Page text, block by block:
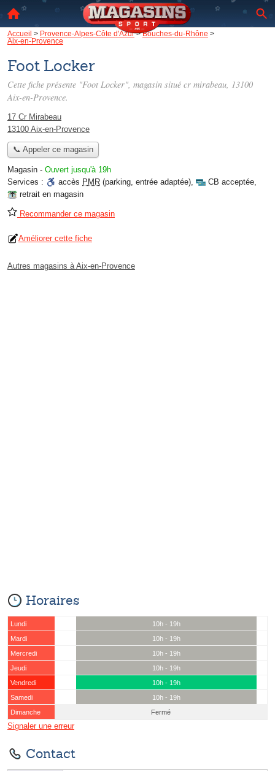
Accueil > Provence-Alpes-Côte d'Azur>Bouches-du-Rhône >
Aix-en-Provence
Foot Locker
Cette fiche présente "Foot Locker", magasin situé cr mirabeau, 13100
Aix-en-Provence.
17 Cr Mirabeau
13100 Aix-en-Provence
📞 Appeler ce magasin
Magasin - Ouvert jusqu'à 19h
Services :
accès PMR (parking, entrée adaptée), CB acceptée,
retrait en magasin
Recommander ce magasin
Améliorer cette fiche
Autres magasins à Aix-en-Provence
Horaires
Lundi
10h - 19h
Mardi
10h - 19h
Mercredi
10h - 19h
Jeudi
10h - 19h
Vendredi
10h - 19h
Samedi
10h - 19h
Dimanche
Fermé
Signaler une erreur
Contact